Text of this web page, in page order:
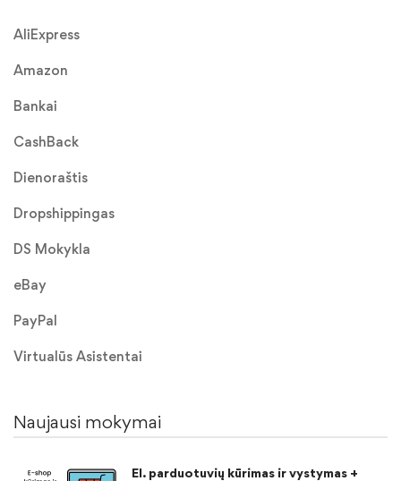
AliExpress
Amazon
Bankai
CashBack
Dienoraštis
Dropshippingas
DS Mokykla
eBay
PayPal
Virtualūs Asistentai
Naujausi mokymai
El. parduotuvių kūrimas ir vystymas +